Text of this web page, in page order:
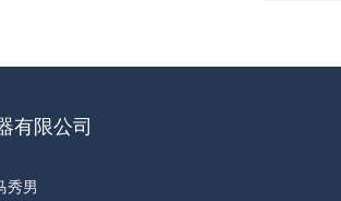
有限公司
秀男